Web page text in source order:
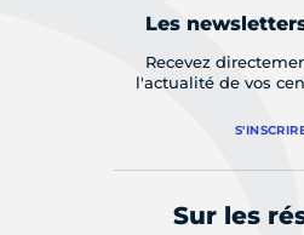
Les
Recevez
l'actualité de vos
Sur les